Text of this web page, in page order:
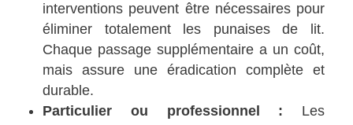
interventions peuvent être nécessaires pour
éliminer totalement les punaises de lit.
Chaque passage supplémentaire a un coût,
mais assure une éradication complète et
durable.
Particulier ou professionnel : Les